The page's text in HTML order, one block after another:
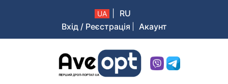
UA
RU
Вхід / Реєстрація
Акаунт
Aveopt – оптова дропшипінг платформа в Україні